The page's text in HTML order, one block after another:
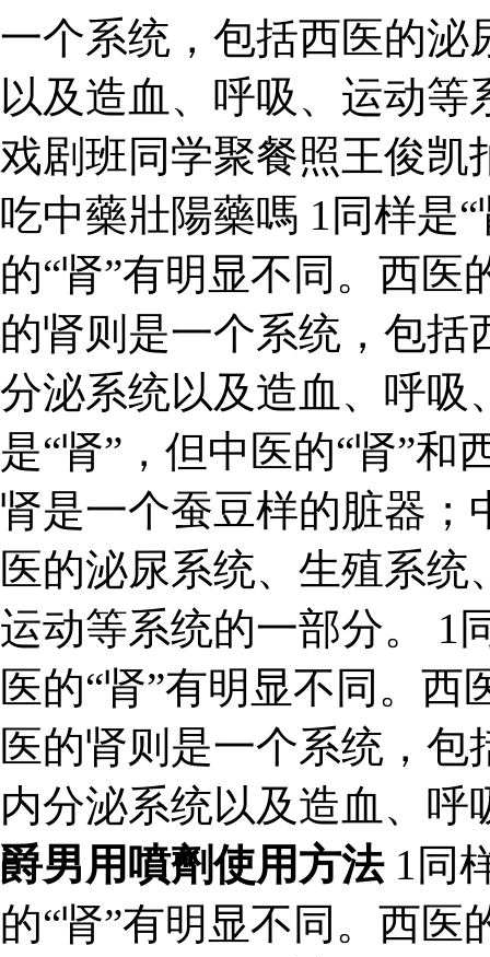
一个系统，包括西医的泌
以及造血、呼吸、运动
戏剧班同学聚餐照王俊
吃中藥壯陽藥嗎 1同样是
的“肾”有明显不同。西
的肾则是一个系统，包
分泌系统以及造血、呼吸
是“肾”，但中医的“肾”和
肾是一个蚕豆样的脏器；
医的泌尿系统、生殖系
运动等系统的一部分。 1
医的“肾”有明显不同。
医的肾则是一个系统，
内分泌系统以及造血、
爵男用噴劑使用方法1同
的“肾”有明显不同。西